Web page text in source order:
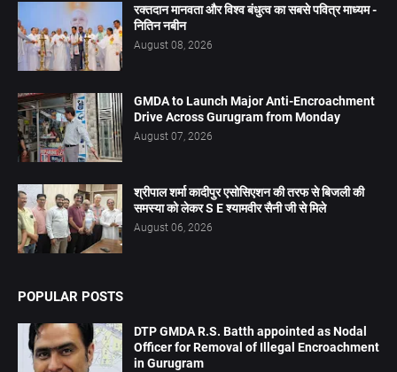
रक्तदान मानवता और विश्व बंधुत्व का सबसे पवित्र माध्यम -
नितिन नबीन
August 08, 2026
GMDA to Launch Major Anti-Encroachment
Drive Across Gurugram from Monday
August 07, 2026
श्रीपाल शर्मा कादीपुर एसोसिएशन की तरफ से बिजली की
समस्या को लेकर S E श्यामवीर सैनी जी से मिले
August 06, 2026
POPULAR POSTS
DTP GMDA R.S. Batth appointed as Nodal
Officer for Removal of Illegal Encroachment
in Gurugram